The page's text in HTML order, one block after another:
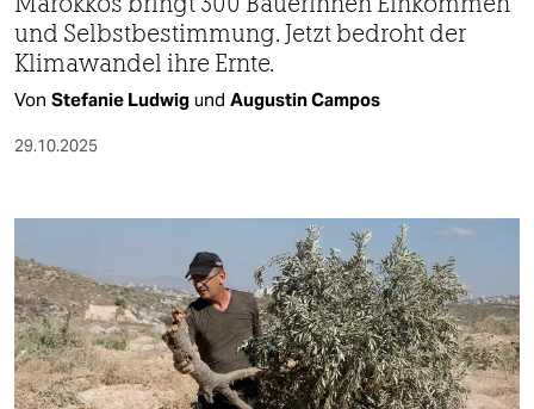
und Selbstbestimmung. Jetzt bedroht der
Klimawandel ihre Ernte.
Von Stefanie Ludwig und Augustin Campos
29.10.2025